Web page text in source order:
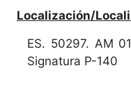
Localización/
ES. 50297. AM
Signatura P-140